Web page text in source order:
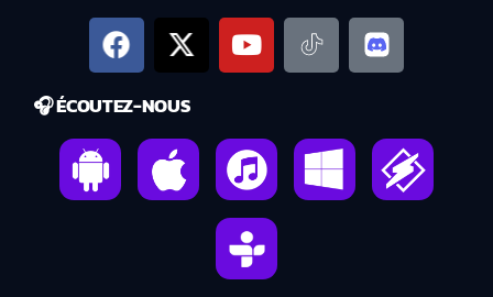
🎧 ÉCOUTEZ-NOUS